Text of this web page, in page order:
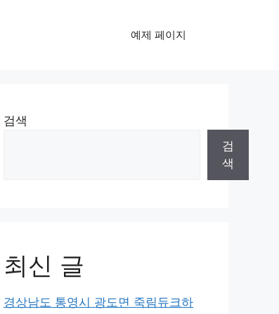
예제 페이지
검색
검
색
최신 글
경상남도 통영시 광도면 죽림듀크하